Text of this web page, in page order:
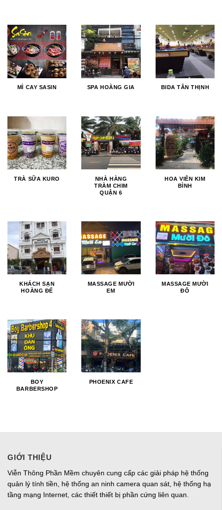
MÌ CAY SASIN SPA HOÀNG GIA BIDA TÂN THỊNH
TRÀ SỮA KURO
NHÀ HÀNG
TRÀM CHIM
QUẬN 6
HOA VIÊN KIM
BÌNH
KHÁCH SẠN
HOÀNG ĐẾ
MASSAGE MƯỜI
EM
MASSAGE MƯỜI
ĐÔ
BOY
BARBERSHOP
PHOENIX CAFE
GIỚI THIỆU
Viễn Thông Phần Mềm chuyên cung cấp các giải pháp hệ thống
quản lý tính tiền, hệ thống an ninh camera quan sát, hệ thống hạ
tầng mạng Internet, các thiết thiết bị phần cứng liên quan.